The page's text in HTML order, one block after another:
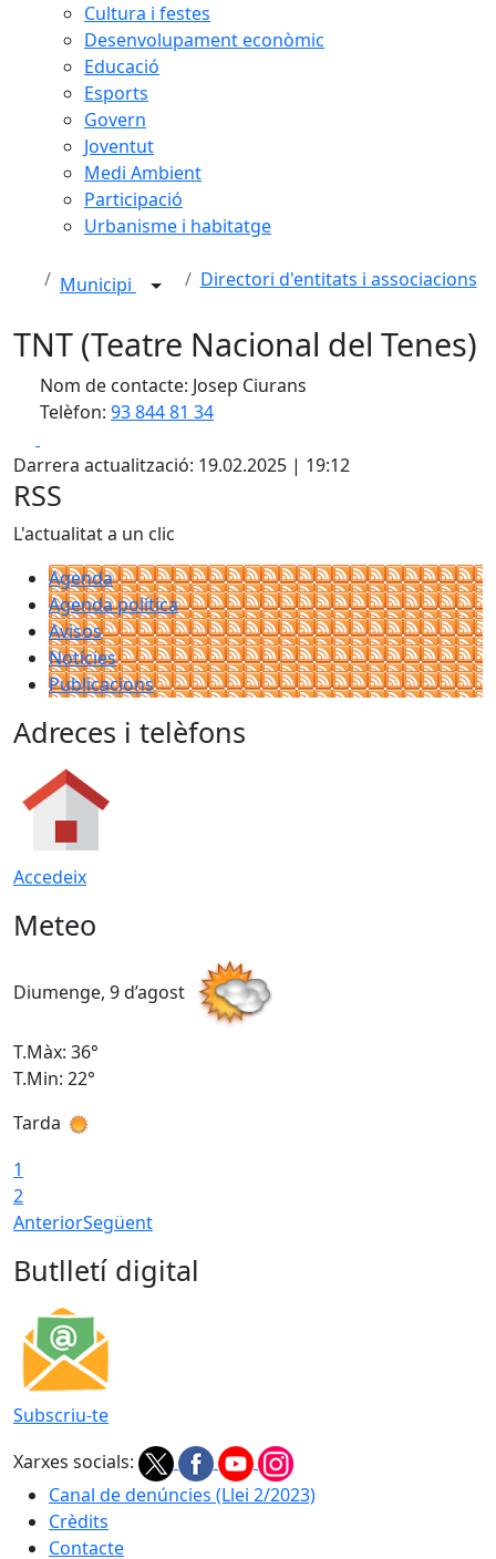
Cultura i festes
Desenvolupament econòmic
Educació
Esports
Govern
Joventut
Medi Ambient
Participació
Urbanisme i habitatge
Municipi Directori d'entitats i associacions
TNT (Teatre Nacional del Tenes)
Nom de contacte: Josep Ciurans
Telèfon: 93 844 81 34
Darrera actualització: 19.02.2025 | 19:12
RSS
L'actualitat a un clic
Agenda
Agenda política
Avisos
Notícies
Publicacions
Adreces i telèfons
Accedeix
Meteo
Diumenge, 9 d’agost
T.Màx: 36°
T.Min: 22°
Tarda
1
2
AnteriorSegüent
Butlletí digital
Subscriu-te
Xarxes socials:
Canal de denúncies (Llei 2/2023)
Crèdits
Contacte